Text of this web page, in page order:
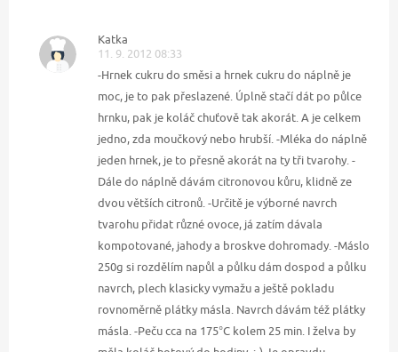
Katka
11. 9. 2012 08:33
-Hrnek cukru do směsi a hrnek cukru do náplně je
moc, je to pak přeslazené. Úplně stačí dát po půlce
hrnku, pak je koláč chuťově tak akorát. A je celkem
jedno, zda moučkový nebo hrubší. -Mléka do náplně
jeden hrnek, je to přesně akorát na ty tři tvarohy. -
Dále do náplně dávám citronovou kůru, klidně ze
dvou větších citronů. -Určitě je výborné navrch
tvarohu přidat různé ovoce, já zatím dávala
kompotované, jahody a broskve dohromady. -Máslo
250g si rozdělím napůl a půlku dám dospod a půlku
navrch, plech klasicky vymažu a ještě pokladu
rovnoměrně plátky másla. Navrch dávám též plátky
másla. -Peču cca na 175°C kolem 25 min. I želva by